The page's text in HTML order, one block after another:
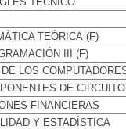
TEÓRICA (F)
III (F)
LOS
DE
FINANCIERAS
Y ESTADÍSTICA